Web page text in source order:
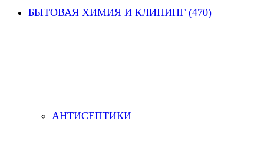
БЫТОВАЯ ХИМИЯ И КЛИНИНГ (470)
АНТИСЕПТИКИ